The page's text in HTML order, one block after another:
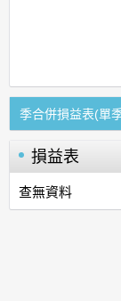
季合併損益表(單
損益表
查無資料